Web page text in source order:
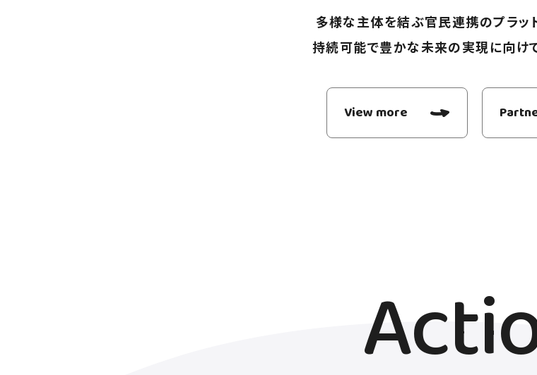
多様な主体を結ぶ官民連携のプラット
持続可能で豊かな未来の実現に向け
View more